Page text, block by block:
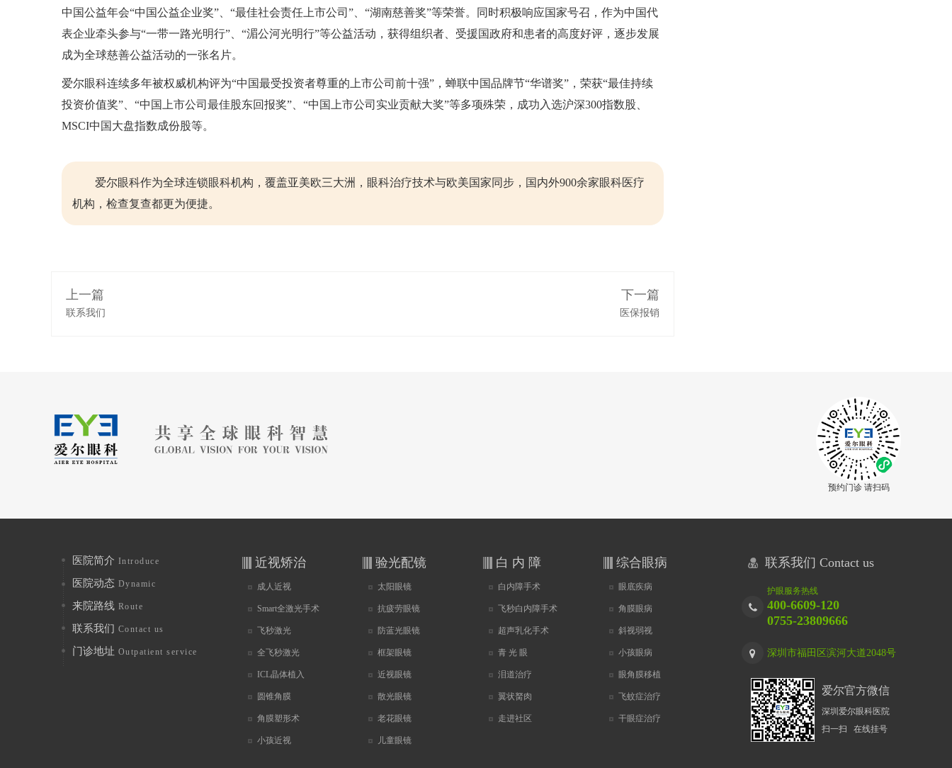
中国公益年会“中国公益企业奖” “最佳社会责任上市公司 ” “湖南慈善奖”等荣誉。同时积极响应国家号召，作为中国代
表企业牵头参与“一带一路光明行”、“湄公河光明行”等公益活动，获得组织者、受援国政府和患者的高度好评，逐步发展
成为全球慈善公益活动的一张名片。
爱尔眼科连续多年被权威机构评为“中国最受投资者尊重的上市公司前十强”，蝉联中国品牌节“华谱奖”，荣获“最佳持续
投资价值奖”、“中国上市公司最佳股东回报奖”、“中国上市公司实业贡献大奖”等多项殊荣，成功入选沪深300指数股、
MSCI中国大盘指数成份股等。
爱尔眼科作为全球连锁眼科机构，覆盖亚美欧三大洲，眼科治疗技术与欧美国家同步，国内外900余家眼科医疗
机构，检查复查都更为便捷。
上一篇
联系我们
下一篇
医保报销
预约门诊 请扫码
医院简介 Introduce
医院动态 Dynamic
来院路线 Route
联系我们 Contact us
门诊地址 Outpatient service
近视矫治
成人近视
Smart全激光手术
飞秒激光
全飞秒激光
ICL晶体植入
圆锥角膜
角膜塑形术
小孩近视
验光配镜
太阳眼镜
抗疲劳眼镜
防蓝光眼镜
框架眼镜
近视眼镜
散光眼镜
老花眼镜
儿童眼镜
白 内 障
白内障手术
飞秒白内障手术
超声乳化手术
青 光 眼
泪道治疗
翼状胬肉
走进社区
综合眼病
眼底疾病
角膜眼病
斜视弱视
小孩眼病
眼角膜移植
飞蚊症治疗
干眼症治疗
联系我们 Contact us
护眼服务热线
400-6609-120
0755-23809666
深圳市福田区滨河大道2048号
爱尔官方微信
深圳爱尔眼科医院
扫一扫 在线挂号